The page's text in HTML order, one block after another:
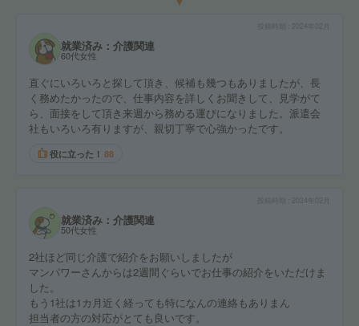
2024年02月
就業済み：介護関連
60代女性
直ぐにいろいろと探して頂き、候補も幾つもありましたが、長
く務めたかったので、仕事内容を詳しくお聞きして、見学がて
ら、面接をして頂き来週から務める運びになりました。派遣会
社もいろいろ有りますが、親切丁寧で心強かったです。
役に立った！ 88
2024年02月
就業済み：介護関連
50代女性
2社ほど同じ介護で紹介をお願いしましたが
マンパワーさんからは2週間ぐらいでお仕事の紹介をいただけま
した。
もう1社は1カ月近く経っても特になんの連絡もありまん
担当者の方の対応がとても良いです。